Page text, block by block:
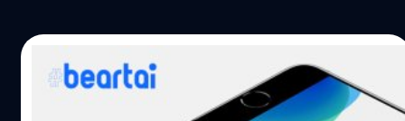
12/03/2020
ข่าววงในรายงาน : Apple เลื่อนเปิดตัว iPhone